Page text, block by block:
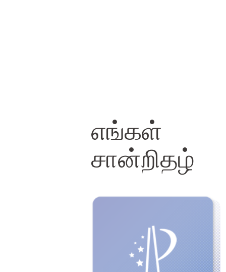
எங்கள்
சான்றிதழ்